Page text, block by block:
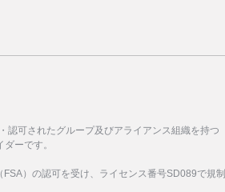
認可されたグループ及びアライアンス組織を持つ
ーです。
）の認可を受け、ライセンス番号SD089で規制